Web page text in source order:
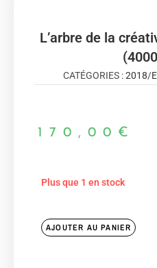
L’arbre de la
CATÉGORIES :2018/
170,00 €
Plus que 1 en stock
AJOUTER AU PANIER